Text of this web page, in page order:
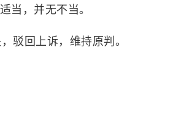
当，并无不当。
驳回上诉，维持原判。